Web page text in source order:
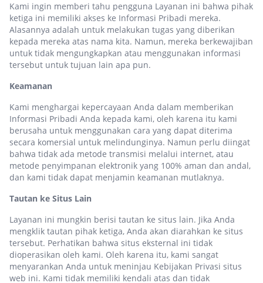
Kami ingin memberi tahu pengguna Layanan ini bahwa pihak
ketiga ini memiliki akses ke Informasi Pribadi mereka.
Alasannya adalah untuk melakukan tugas yang diberikan
kepada mereka atas nama kita. Namun, mereka berkewajiban
untuk tidak mengungkapkan atau menggunakan informasi
tersebut untuk tujuan lain apa pun.
Keamanan
Kami menghargai kepercayaan Anda dalam memberikan
Informasi Pribadi Anda kepada kami, oleh karena itu kami
berusaha untuk menggunakan cara yang dapat diterima
secara komersial untuk melindunginya. Namun perlu diingat
bahwa tidak ada metode transmisi melalui internet, atau
metode penyimpanan elektronik yang 100% aman dan andal,
dan kami tidak dapat menjamin keamanan mutlaknya.
Tautan ke Situs Lain
Layanan ini mungkin berisi tautan ke situs lain. Jika Anda
mengklik tautan pihak ketiga, Anda akan diarahkan ke situs
tersebut. Perhatikan bahwa situs eksternal ini tidak
dioperasikan oleh kami. Oleh karena itu, kami sangat
menyarankan Anda untuk meninjau Kebijakan Privasi situs
web ini. Kami tidak memiliki kendali atas dan tidak